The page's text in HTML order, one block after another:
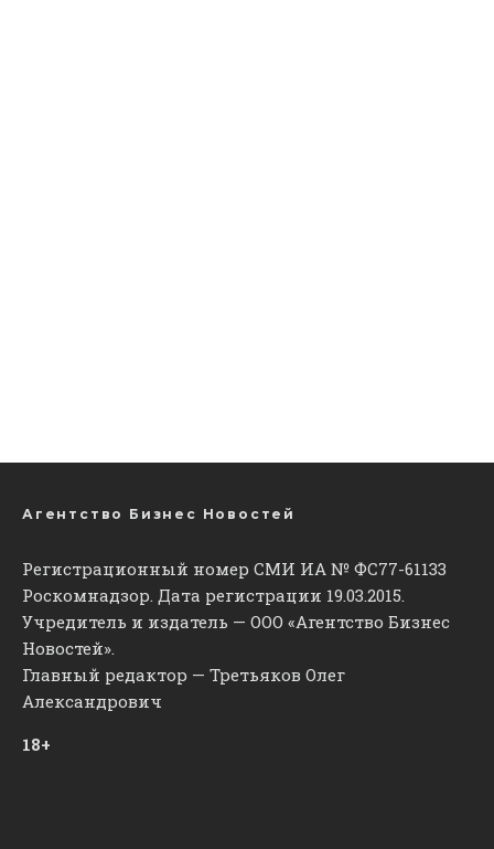
Агентство Бизнес Новостей
Регистрационный номер СМИ ИА № ФС77-61133
Роскомнадзор. Дата регистрации 19.03.2015.
Учредитель и издатель — ООО «Агентство Бизнес
Новостей».
Главный редактор — Третьяков Олег
Александрович
18+